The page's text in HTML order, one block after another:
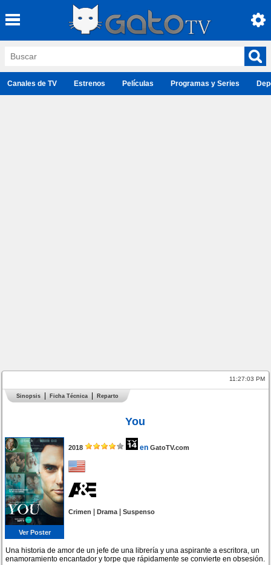
Canales de TV Estrenos Películas Programas y Series
11:27:03 PM
Sinopsis Ficha Técnica Reparto
You
Ver Poster
2018 en GatoTV.com
Crimen |Drama|Suspenso
Una historia de amor de un jefe de una librería y una aspirante a escritora, un
enamoramiento encantador y torpe que rápidamente se convierte en obsesión.